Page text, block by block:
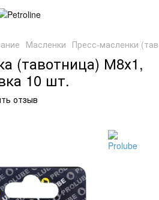
Масленки Пресс-масленки
(тавотница) М8х1,
10 шт.
отзыв